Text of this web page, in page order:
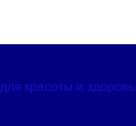
красоты и